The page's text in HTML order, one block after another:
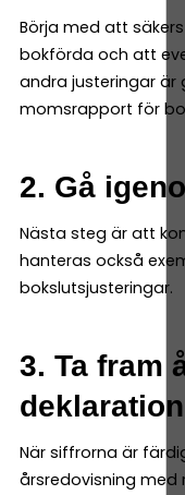
Börja med att
bokförda och att
andra justeringar är
momsrapport för
2. Gå
Nästa steg är att
hanteras också
bokslutsjusteringar.
3. Ta fram
deklaration
När siffrorna är
årsredovisning med